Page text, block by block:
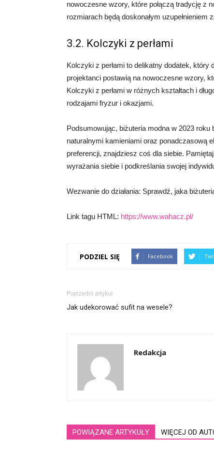
nowoczesne wzory, które połączą tradycję z
rozmiarach będą doskonałym
3.2. Kolczyki z perłami
Kolczyki z perłami to delikatny dodatek,
projektanci postawią na nowoczesne wzory,
Kolczyki z perłami w różnych kształtach i
rodzajami fryzur i okazjami.
Podsumowując, biżuteria modna w 2023
naturalnymi kamieniami oraz ponadczasową
preferencji, znajdziesz coś dla siebie.
wyrażania siebie i podkreślania swojej
Wezwanie do działania: Sprawdź, jaka
Link tagu HTML: https://www.wahacz.pl/
PODZIEL SIĘ Facebook
Poprzedni artykuł
Jak udekorować sufit na wesele?
Redakcja
POWIĄZANE ARTYKUŁY WIĘCEJ OD